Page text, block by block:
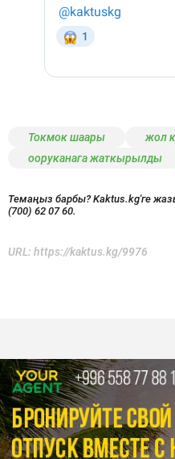
Токмок шаары
жол
ооруканага жаткырылды
Темаңыз барбы? Kaktus.kg'ге
(700) 62 07 60.
URL: https://kaktus.kg/9976